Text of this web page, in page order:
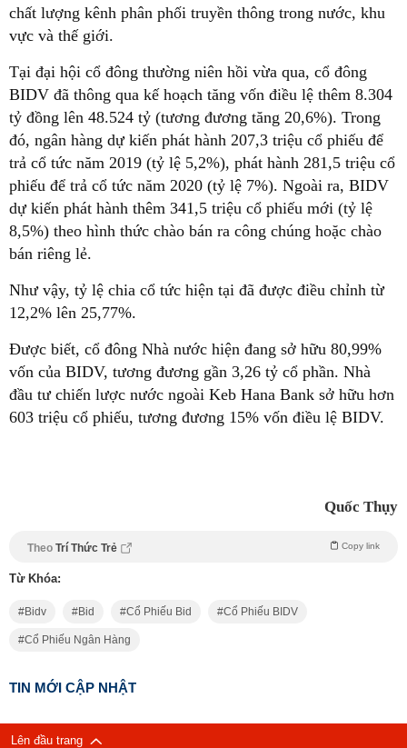
chất lượng kênh phân phối truyền thông trong nước, khu
vực và thế giới.
Tại đại hội cổ đông thường niên hồi vừa qua, cổ đông
BIDV đã thông qua kế hoạch tăng vốn điều lệ thêm 8.304
tỷ đồng lên 48.524 tỷ (tương đương tăng 20,6%). Trong
đó, ngân hàng dự kiến phát hành 207,3 triệu cổ phiếu để
trả cổ tức năm 2019 (tỷ lệ 5,2%), phát hành 281,5 triệu cổ
phiếu để trả cổ tức năm 2020 (tỷ lệ 7%). Ngoài ra, BIDV
dự kiến phát hành thêm 341,5 triệu cổ phiếu mới (tỷ lệ
8,5%) theo hình thức chào bán ra công chúng hoặc chào
bán riêng lẻ.
Như vậy, tỷ lệ chia cổ tức hiện tại đã được điều chỉnh từ
12,2% lên 25,77%.
Được biết, cổ đông Nhà nước hiện đang sở hữu 80,99%
vốn của BIDV, tương đương gần 3,26 tỷ cổ phần. Nhà
đầu tư chiến lược nước ngoài Keb Hana Bank sở hữu hơn
603 triệu cổ phiếu, tương đương 15% vốn điều lệ BIDV.
Quốc Thụy
Theo Trí Thức Trẻ Copy link
Từ Khóa:
Bidv Bid Cổ Phiếu Bid Cổ Phiếu BIDV
Cổ Phiếu Ngân Hàng
TIN MỚI CẬP NHẬT
Lên đầu trang